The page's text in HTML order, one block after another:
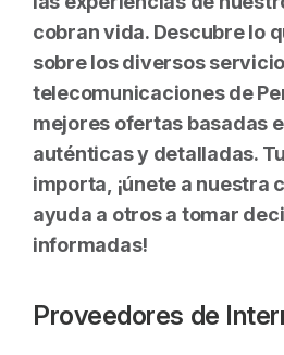
cobran vida. Descubre lo
sobre los diversos
telecomunicaciones de
mejores ofertas basadas
auténticas y detalladas.
importa, ¡únete a nuestra
ayuda a otros a tomar
informadas!
Proveedores de